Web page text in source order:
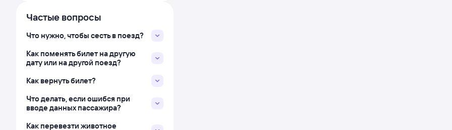
Частые вопросы
Что нужно, чтобы сесть в поезд?
Как поменять билет на другую
дату или на другой поезд?
Как вернуть билет?
Что делать, если ошибся при
вводе данных пассажира?
Как перевезти животное